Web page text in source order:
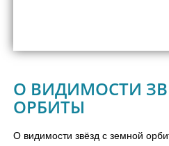
О ВИДИМОСТИ
ОРБИТЫ
О видимости звёзд с земной